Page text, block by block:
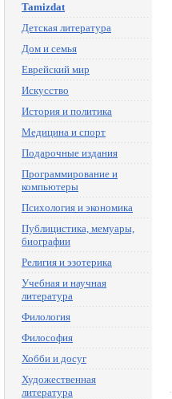
Tamizdat
Детская литература
Дом и семья
Еврейский мир
Искусство
История и политика
Медицина и спорт
Подарочные издания
Программирование и
компьютеры
Психология и экономика
Публицистика, мемуары,
биографии
Религия и эзотерика
Учебная и научная
литература
Филология
Философия
Хобби и досуг
Художественная
литература